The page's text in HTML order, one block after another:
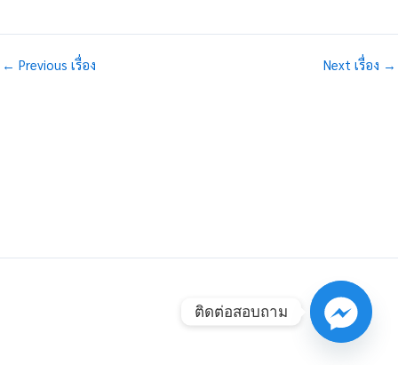
← Previous เรื่อง Next เรื่อง →
ติดต่อสอบถาม